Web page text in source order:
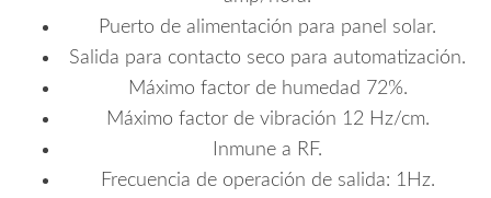
Puerto de alimentación para panel solar.
Salida para contacto seco para automatización.
Máximo factor de humedad 72%.
Máximo factor de vibración 12 Hz/cm.
Inmune a RF.
Frecuencia de operación de salida: 1Hz.